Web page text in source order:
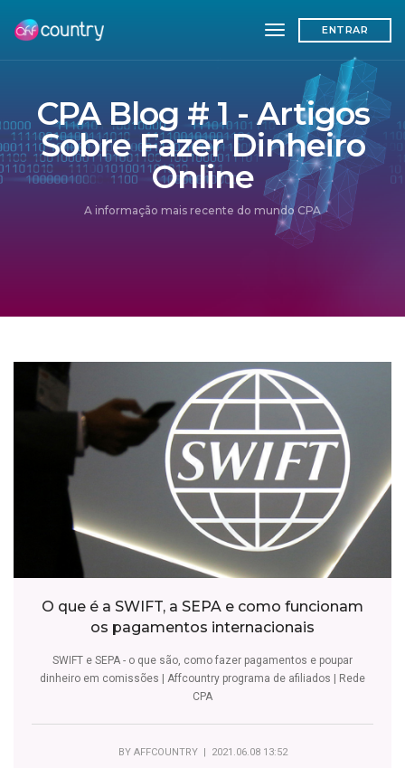
toggle navigation
ENTRAR
CPA Blog # 1 - Artigos
Sobre Fazer Dinheiro
Online
A informação mais recente do mundo CPA
O que é a SWIFT, a SEPA e como funcionam
os pagamentos internacionais
SWIFT e SEPA - o que são, como fazer pagamentos e poupar
dinheiro em comissões | Affcountry programa de afiliados | Rede
CPA
BY AFFCOUNTRY| 2021.06.08 13:52